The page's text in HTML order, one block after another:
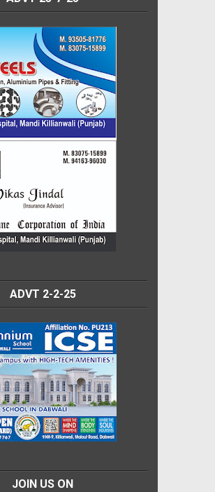
ADVT 2-2-25
JOIN US ON